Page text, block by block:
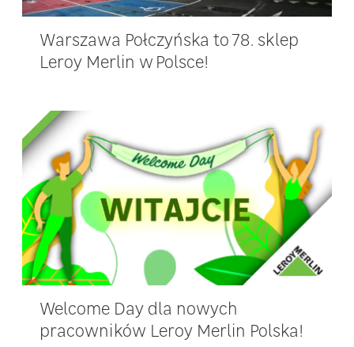
Warszawa Połczyńska to 78. sklep
Leroy Merlin w Polsce!
Welcome Day dla nowych
pracowników Leroy Merlin Polska!